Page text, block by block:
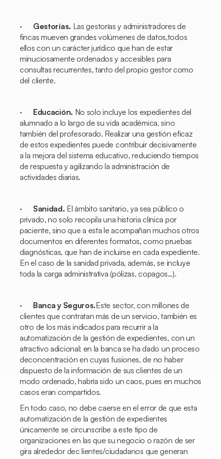
· Gestorías. Las gestorías y administradores de
fincas mueven grandes volúmenes de datos,todos
ellos con un carácter jurídico que han de estar
minuciosamente ordenados y accesibles para
consultas recurrentes, tanto del propio gestor como
del cliente.
· Educación. No solo incluye los expedientes del
alumnado a lo largo de su vida académica, sino
también del profesorado. Realizar una gestión eficaz
de estos expedientes puede contribuir decisivamente
a la mejora del sistema educativo, reduciendo tiempos
de respuesta y agilizando la administración de
actividades diarias.
· Sanidad. El ámbito sanitario, ya sea público o
privado, no solo recopila una historia clínica por
paciente, sino que a esta le acompañan muchos otros
documentos en diferentes formatos, como pruebas
diagnósticas, que han de incluirse en cada expediente.
En el caso de la sanidad privada, además, se incluye
toda la carga administrativa (pólizas, copagos…).
· Banca y Seguros.Este sector, con millones de
clientes que contratan más de un servicio, también es
otro de los más indicados para recurrir a la
automatización de la gestión de expedientes, con un
atractivo adicional: en la banca se ha dado un proceso
deconcentración en cuyas fusiones, de no haber
dispuesto de la información de sus clientes de un
modo ordenado, habría sido un caos, pues en muchos
casos eran compartidos.
En todo caso, no debe caerse en el error de que esta
automatización de la gestión de expedientes
únicamente se circunscribe a este tipo de
organizaciones en las que su negocio o razón de ser
gira alrededor dec lientes/ciudadanos que generan